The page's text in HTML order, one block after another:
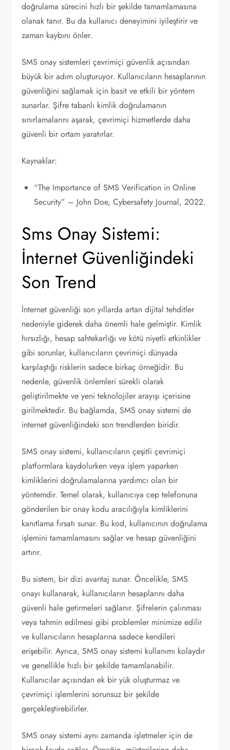
doğrulama sürecini hızlı bir şekilde tamamlamasına
olanak tanır. Bu da kullanıcı deneyimini iyileştirir ve
zaman kaybını önler.
SMS onay sistemleri çevrimiçi güvenlik açısından
büyük bir adım oluşturuyor. Kullanıcıların hesaplarının
güvenliğini sağlamak için basit ve etkili bir yöntem
sunarlar. Şifre tabanlı kimlik doğrulamanın
sınırlamalarını aşarak, çevrimiçi hizmetlerde daha
güvenli bir ortam yaratırlar.
Kaynaklar:
“The Importance of SMS Verification in Online
Security” – John Doe, Cybersafety Journal, 2022.
Sms Onay Sistemi:
İnternet Güvenliğindeki
Son Trend
İnternet güvenliği son yıllarda artan dijital tehditler
nedeniyle giderek daha önemli hale gelmiştir. Kimlik
hırsızlığı, hesap sahtekarlığı ve kötü niyetli etkinlikler
gibi sorunlar, kullanıcıların çevrimiçi dünyada
karşılaştığı risklerin sadece birkaç örneğidir. Bu
nedenle, güvenlik önlemleri sürekli olarak
geliştirilmekte ve yeni teknolojiler arayışı içerisine
girilmektedir. Bu bağlamda, SMS onay sistemi de
internet güvenliğindeki son trendlerden biridir.
SMS onay sistemi, kullanıcıların çeşitli çevrimiçi
platformlara kaydolurken veya işlem yaparken
kimliklerini doğrulamalarına yardımcı olan bir
yöntemdir. Temel olarak, kullanıcıya cep telefonuna
gönderilen bir onay kodu aracılığıyla kimliklerini
kanıtlama fırsatı sunar. Bu kod, kullanıcının doğrulama
işlemini tamamlamasını sağlar ve hesap güvenliğini
artırır.
Bu sistem, bir dizi avantaj sunar. Öncelikle, SMS
onayı kullanarak, kullanıcıların hesaplarını daha
güvenli hale getirmeleri sağlanır. Şifrelerin çalınması
veya tahmin edilmesi gibi problemler minimize edilir
ve kullanıcıların hesaplarına sadece kendileri
erişebilir. Ayrıca, SMS onay sistemi kullanımı kolaydır
ve genellikle hızlı bir şekilde tamamlanabilir.
Kullanıcılar açısından ek bir yük oluşturmaz ve
çevrimiçi işlemlerini sorunsuz bir şekilde
gerçekleştirebilirler.
SMS onay sistemi aynı zamanda işletmeler için de